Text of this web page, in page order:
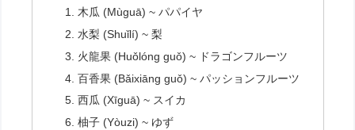
木瓜 (Mùguā) ~ パパイヤ
水梨 (Shuǐlí) ~ 梨
火龍果 (Huǒlóng guǒ) ~ ドラゴンフルーツ
百香果 (Bǎixiāng guǒ) ~ パッションフルーツ
西瓜 (Xīguā) ~ スイカ
柚子 (Yòuzi) ~ ゆず